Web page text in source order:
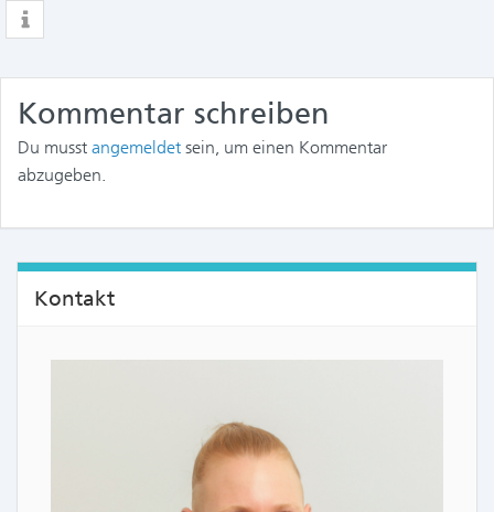
Kommentar schreiben
Du musst angemeldet sein, um einen Kommentar
abzugeben.
Kontakt